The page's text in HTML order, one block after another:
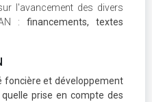
l'avancement des divers
: financements, textes
foncière et développement
prise en compte des